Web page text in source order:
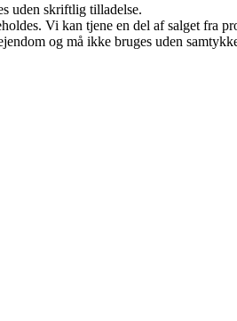
uden skriftlig tilladelse.
Vi kan tjene en del af salget fra
og må ikke bruges uden